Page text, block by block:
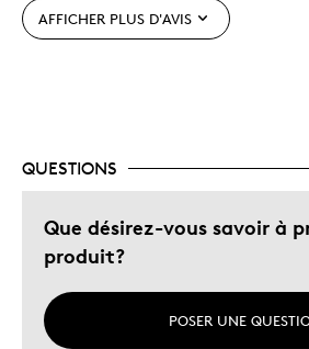
AFFICHER PLUS D'AVIS
QUESTIONS
Que désirez-vous savoir à
produit?
POSER UNE